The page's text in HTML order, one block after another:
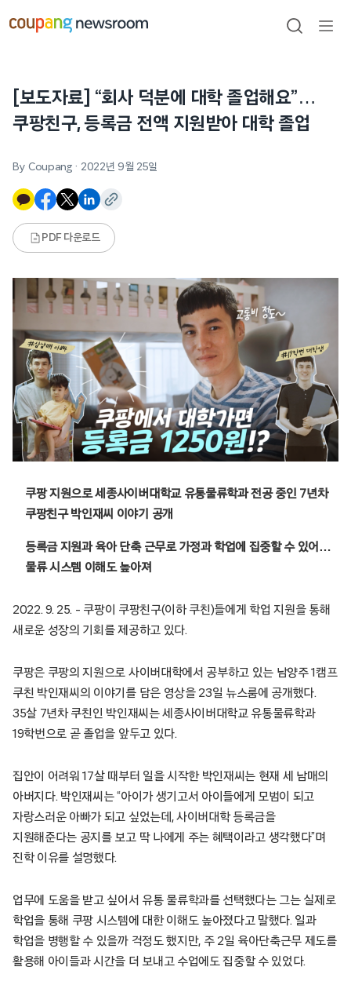
건너뛰기
검색
[보도자료] “회사 덕분에 대학 졸업해요”…
쿠팡친구, 등록금 전액 지원받아 대학 졸업
By Coupang · 2022년 9월 25일
PDF 다운로드
쿠팡 지원으로 세종사이버대학교 유통물류학과 전공 중인 7년차
쿠팡친구 박인재씨 이야기 공개
등록금 지원과 육아 단축 근무로 가정과 학업에 집중할 수 있어…
물류 시스템 이해도 높아져
2022. 9. 25. – 쿠팡이 쿠팡친구(이하 쿠친)들에게 학업 지원을 통해
새로운 성장의 기회를 제공하고 있다.
쿠팡은 쿠팡의 지원으로 사이버대학에서 공부하고 있는 남양주 1캠프
쿠친 박인재씨의 이야기를 담은 영상을 23일 뉴스룸에 공개했다.
35살 7년차 쿠친인 박인재씨는 세종사이버대학교 유통물류학과
19학번으로 곧 졸업을 앞두고 있다.
집안이 어려워 17살 때부터 일을 시작한 박인재씨는 현재 세 남매의
아버지다. 박인재씨는 “아이가 생기고서 아이들에게 모범이 되고
자랑스러운 아빠가 되고 싶었는데, 사이버대학 등록금을
지원해준다는 공지를 보고 딱 나에게 주는 혜택이라고 생각했다”며
진학 이유를 설명했다.
업무에 도움을 받고 싶어서 유통 물류학과를 선택했다는 그는 실제로
학업을 통해 쿠팡 시스템에 대한 이해도 높아졌다고 말했다. 일과
학업을 병행할 수 있을까 걱정도 했지만, 주 2일 육아단축근무 제도를
활용해 아이들과 시간을 더 보내고 수업에도 집중할 수 있었다.